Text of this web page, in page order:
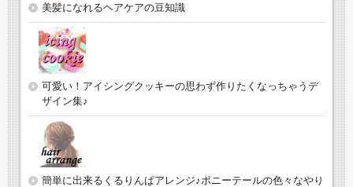
美髪になれるヘアケアの豆知識
可愛い！アイシングクッキーの思わず作りたくなっちゃうデ
ザイン集♪
簡単に出来るくるりんぱアレンジ♪ポニーテールの色々なやり